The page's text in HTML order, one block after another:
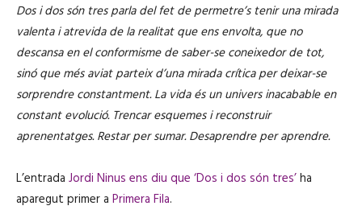
Dos i dos són tres parla del fet de permetre’s tenir una mirada
valenta i atrevida de la realitat que ens envolta, que no
descansa en el conformisme de saber-se coneixedor de tot,
sinó que més aviat parteix d’una mirada crítica per deixar-se
sorprendre constantment. La vida és un univers inacabable en
constant evolució. Trencar esquemes i reconstruir
aprenentatges. Restar per sumar. Desaprendre per aprendre.
L’entrada Jordi Ninus ens diu que ‘Dos i dos són tres’ha
aparegut primer a Primera Fila.